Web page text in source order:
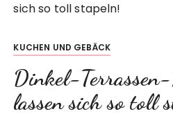
sich so toll stapeln!
KUCHEN UND GEBÄCK
Dinkel-Terrassen-
lassen sich so toll